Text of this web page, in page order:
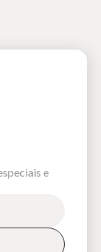
e